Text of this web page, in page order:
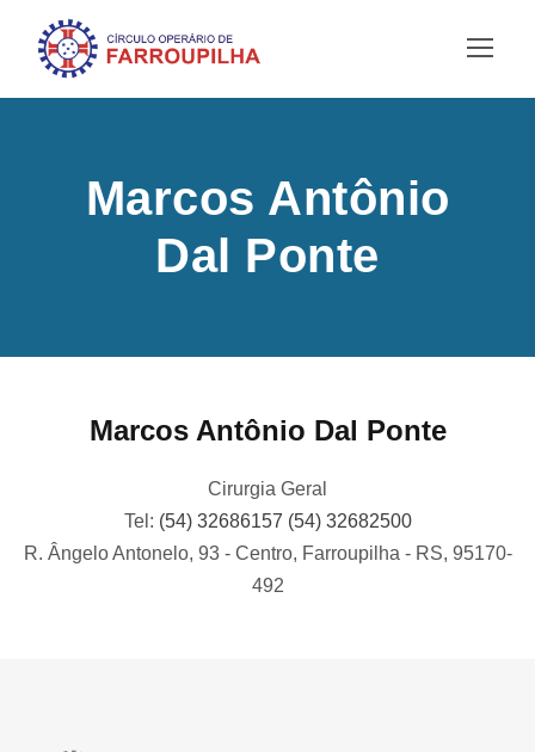
Marcos Antônio
Dal Ponte
Marcos Antônio Dal Ponte
Cirurgia Geral
Tel: (54) 32686157 (54) 32682500
R. Ângelo Antonelo, 93 - Centro, Farroupilha - RS, 95170-
492